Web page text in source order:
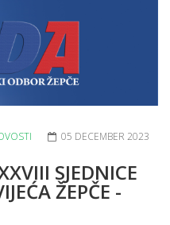
05 DECEMBER 2023
SJEDNICE
ŽEPČE -